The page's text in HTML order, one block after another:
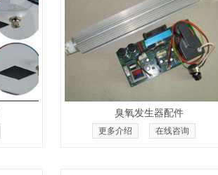
臭氧发生器配件
更多介绍 在线咨询